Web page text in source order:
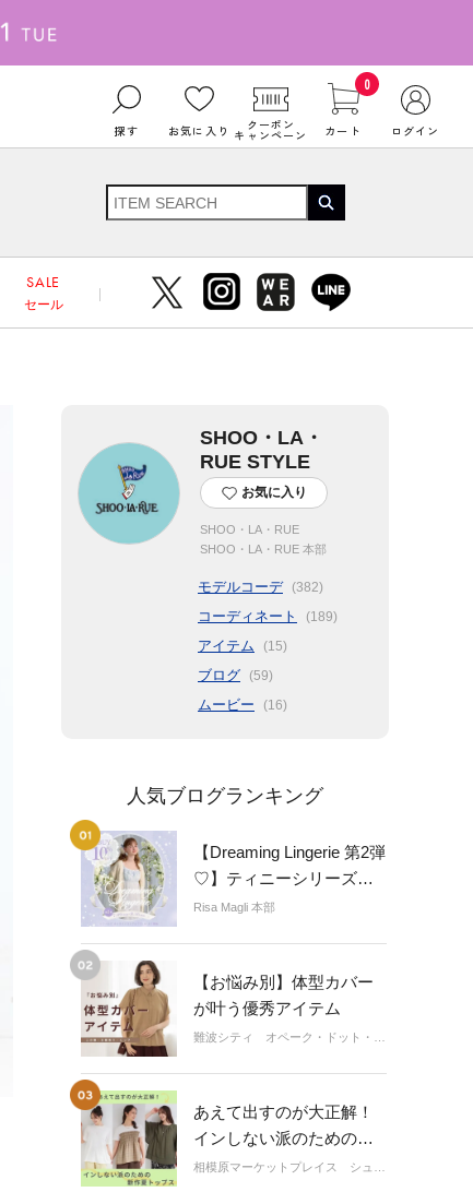
探す お気に入り クーポン
キャンペーン
0
カート ログイン
SALE
セール
SHOO・LA・
RUE STYLE
お気に入り
SHOO・LA・RUE
SHOO・LA・RUE 本部
モデルコーデ (382)
コーディネート (189)
アイテム (15)
ブログ (59)
ムービー (16)
人気ブログランキング
【Dreaming Lingerie 第2弾
♡】ティニーシリーズ３
点以上ご購入で
Risa Magli 本部
【お悩み別】体型カバー
が叶う優秀アイテム
あえて出すのが大正解！
インしない派のための新
作夏トップス